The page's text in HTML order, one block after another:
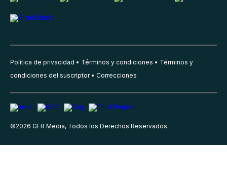
Política de privacidad Términos y condiciones
Términos y
condiciones del suscriptor
Correcciones
©2026 GFR Media, Todos los Derechos Reservados.